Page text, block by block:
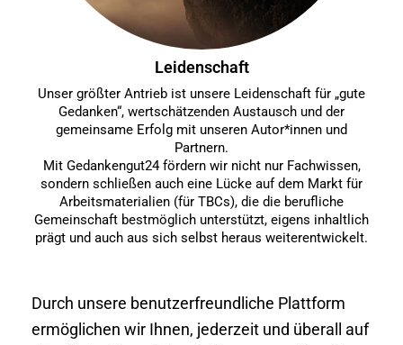
Leidenschaft
Unser größter Antrieb ist unsere Leidenschaft für „gute
Gedanken“, wertschätzenden Austausch und der
gemeinsame Erfolg mit unseren Autor*innen und
Partnern.
Mit Gedankengut24 fördern wir nicht nur Fachwissen,
sondern schließen auch eine Lücke auf dem Markt für
Arbeitsmaterialien (für TBCs), die die berufliche
Gemeinschaft bestmöglich unterstützt, eigens inhaltlich
prägt und auch aus sich selbst heraus weiterentwickelt.
Durch unsere benutzerfreundliche Plattform
ermöglichen wir Ihnen, jederzeit und überall auf